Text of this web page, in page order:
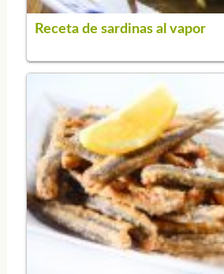
Receta de sardinas al vapor